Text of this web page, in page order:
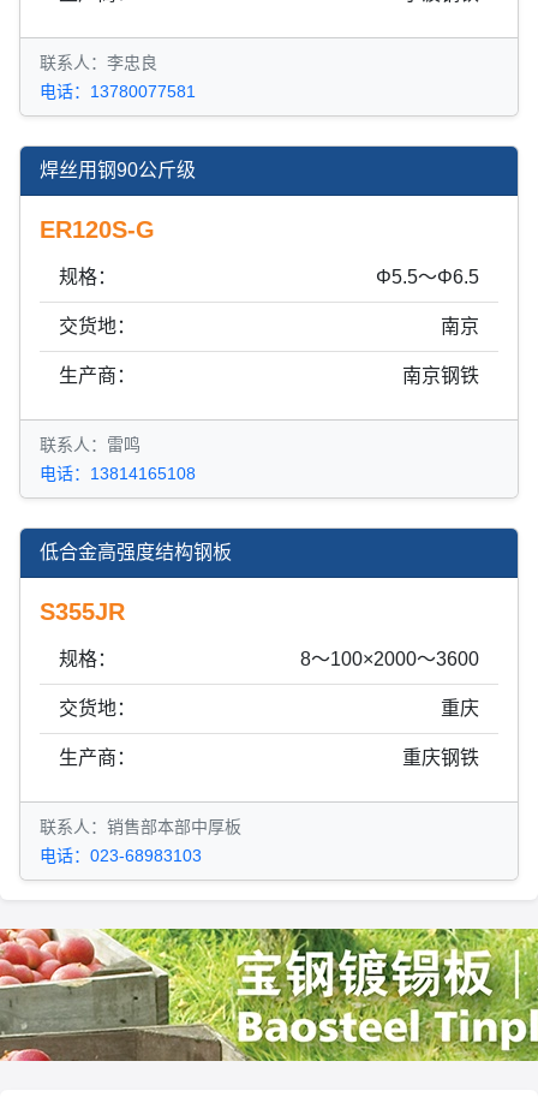
联系人：李忠良
电话：13780077581
焊丝用钢90公斤级
ER120S-G
规格： Φ5.5～Φ6.5
交货地： 南京
生产商： 南京钢铁
联系人：雷鸣
电话：13814165108
低合金高强度结构钢板
S355JR
规格： 8～100×2000～3600
交货地： 重庆
生产商： 重庆钢铁
联系人：销售部本部中厚板
电话：023-68983103